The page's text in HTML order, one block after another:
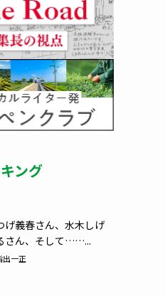
ング
げ義春さん、水木しげ
さん、そして……...
出一正